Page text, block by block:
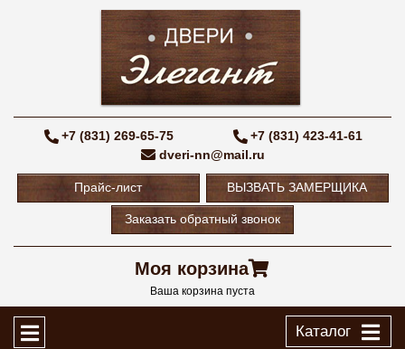
+7 (831) 269-65-75
+7 (831) 423-41-61
dveri-nn@mail.ru
Прайс-лист ВЫЗВАТЬ ЗАМЕРЩИКА
Заказать обратный звонок
Моя корзина
Ваша корзина пуста
Каталог